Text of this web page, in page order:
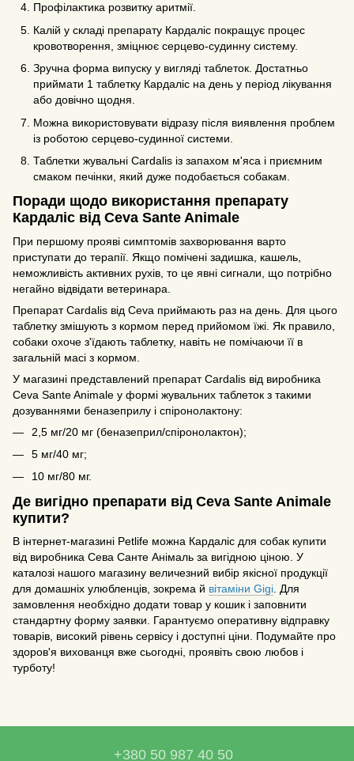
Профілактика розвитку аритмії.
Калій у складі препарату Кардаліс покращує процес
кровотворення, зміцнює серцево-судинну систему.
Зручна форма випуску у вигляді таблеток. Достатньо
приймати 1 таблетку Кардаліс на день у період лікування
або довічно щодня.
Можна використовувати відразу після виявлення проблем
із роботою серцево-судинної системи.
Таблетки жувальні Cardalis із запахом м'яса і приємним
смаком печінки, який дуже подобається собакам.
Поради щодо використання препарату
Кардаліс від Ceva Sante Animale
При першому прояві симптомів захворювання варто
приступати до терапії. Якщо помічені задишка, кашель,
неможливість активних рухів, то це явні сигнали, що потрібно
негайно відвідати ветеринара.
Препарат Cardalis від Ceva приймають раз на день. Для цього
таблетку змішують з кормом перед прийомом їжі. Як правило,
собаки охоче з'їдають таблетку, навіть не помічаючи її в
загальній масі з кормом.
У магазині представлений препарат Cardalis від виробника
Ceva Sante Animale у формі жувальних таблеток з такими
дозуваннями беназеприлу і спіронолактону:
2,5 мг/20 мг (беназеприл/спіронолактон);
5 мг/40 мг;
10 мг/80 мг.
Де вигідно препарати від Ceva Sante Animale
купити?
В інтернет-магазині Petlife можна Кардаліс для собак купити
від виробника Сева Санте Анімаль за вигідною ціною. У
каталозі нашого магазину величезний вибір якісної продукції
для домашніх улюбленців, зокрема й вітаміни Gigi . Для
замовлення необхідно додати товар у кошик і заповнити
стандартну форму заявки. Гарантуємо оперативну відправку
товарів, високий рівень сервісу і доступні ціни. Подумайте про
здоров'я вихованця вже сьогодні, проявіть свою любов і
турботу!
+380 50 987 40 50